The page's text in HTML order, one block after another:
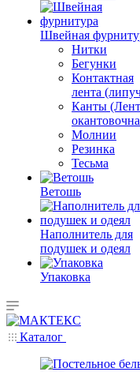
Швейная
Нитки
Бегунки
Контактная
лента
Канты
Молнии
Резинка
Тесьма
Ветошь
Наполнитель для
подушек и одеял
Упаковка
Каталог